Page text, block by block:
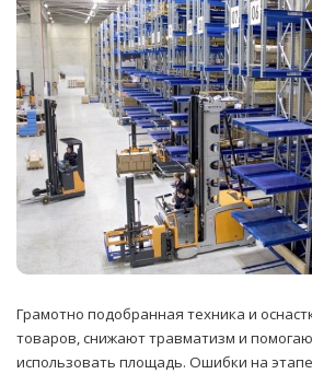
Грамотно подобранная техника и
товаров, снижают травматизм и
использовать площадь. Ошибки на